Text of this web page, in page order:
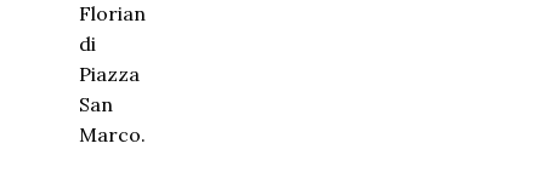
Florian
di
Piazza
San
Marco.